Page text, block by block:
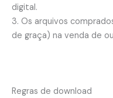
digital.
3. Os arquivos
de graça) na venda de
Regras de download